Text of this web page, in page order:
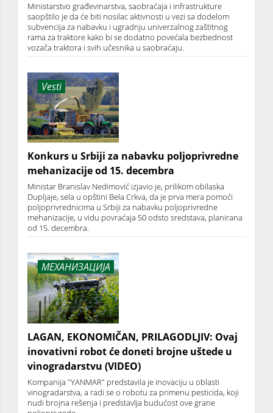
Ministarstvo građevinarstva, saobraćaja i infrastrukture
saopštilo je da će biti nosilac aktivnosti u vezi sa dodelom
subvencija za nabavku i ugradnju univerzalnog zaštitnog
rama za traktore kako bi se dodatno povećala bezbednost
vozača traktora i svih učesnika u saobraćaju.
Vesti
Konkurs u Srbiji za nabavku poljoprivredne
mehanizacije od 15. decembra
Ministar Branislav Nedimović izjavio je, prilikom obilaska
Dupljaje, sela u opštini Bela Crkva, da je prva mera pomoći
poljoprivrednicima u Srbiji za nabavku poljoprivredne
mehanizacije, u vidu povraćaja 50 odsto sredstava, planirana
od 15. decembra.
МЕХАНИЗАЦИЈА
LAGAN, EKONOMIČAN, PRILAGODLJIV: Ovaj
inovativni robot će doneti brojne uštede u
vinogradarstvu (VIDEO)
Kompanija "YANMAR" predstavila je inovaciju u oblasti
vinogradarstva, a radi se o robotu za primenu pesticida, koji
nudi brojna rešenja i predstavlja budućost ove grane